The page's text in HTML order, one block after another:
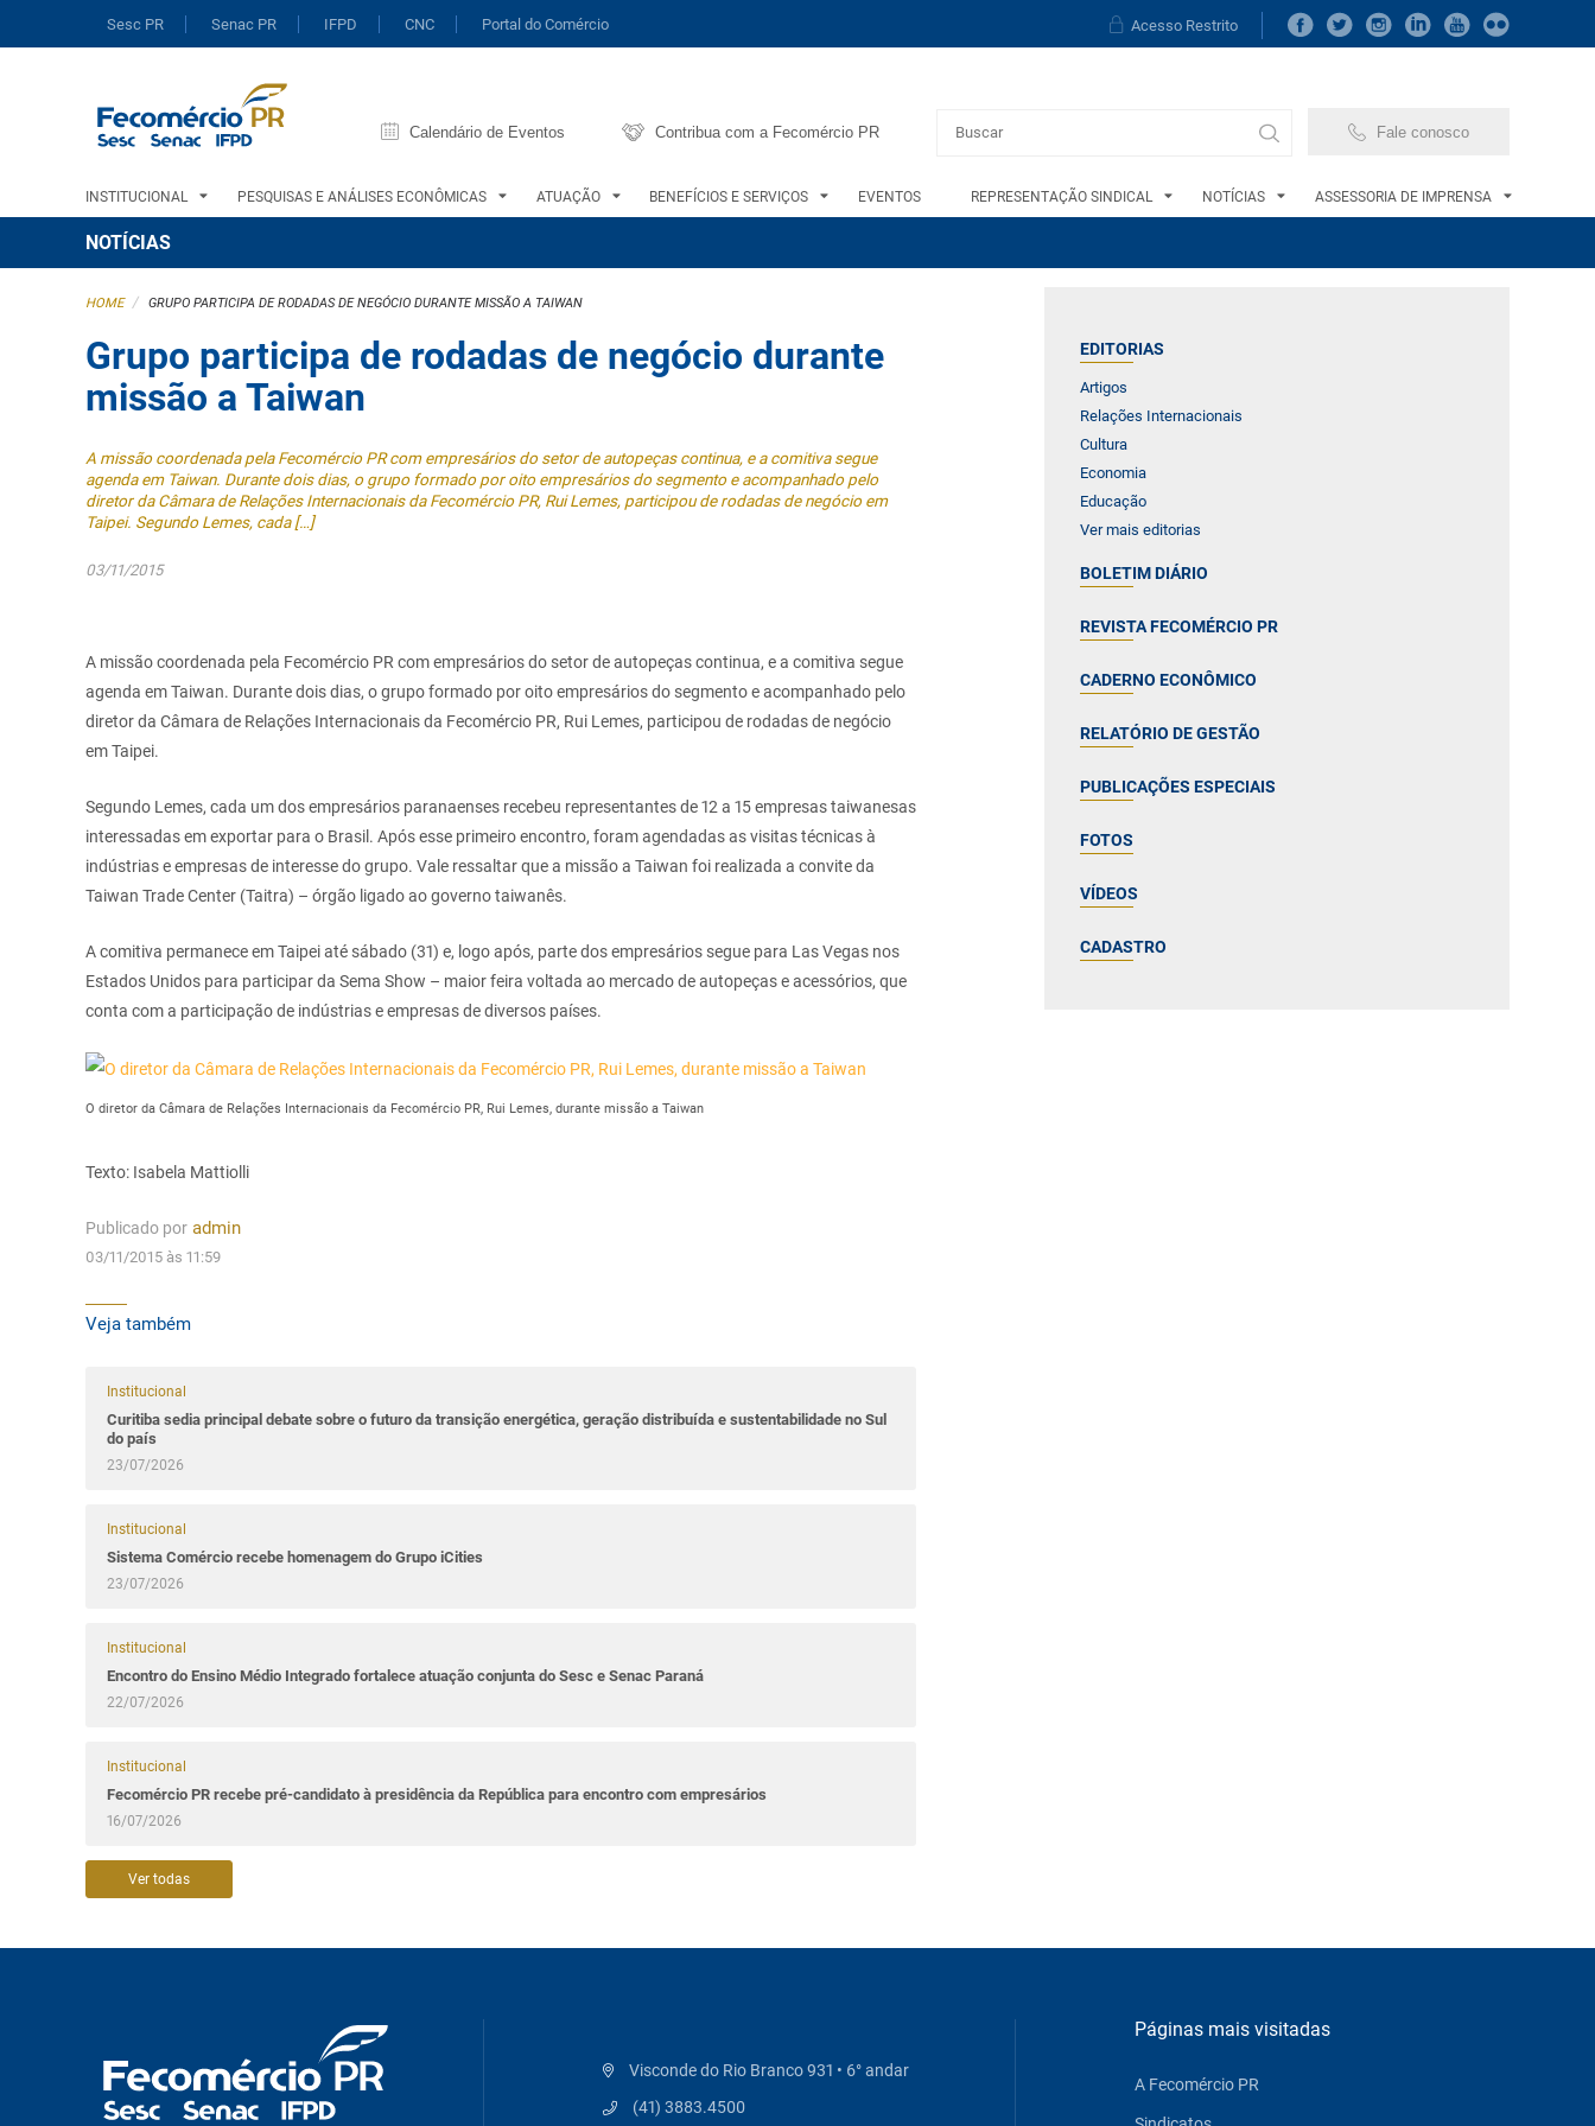
Sesc PR Senac PR IFPD CNC Portal do Comércio Acesso Restrito
Calendário de Eventos Contribua com a Fecomércio PR Fale conosco
INSTITUCIONAL PESQUISAS E ANÁLISES ECONÔMICAS ATUAÇÃO BENEFÍCIOS E SERVIÇOS EVENTOS REPRESENTAÇÃO SINDICAL NOTÍCIAS ASSESSORIA DE IMPRENSA
NOTÍCIAS
EDITORIAS
Artigos
Relações Internacionais
Cultura
Economia
Educação
Ver mais editorias
BOLETIM DIÁRIO
REVISTA FECOMÉRCIO PR
CADERNO ECONÔMICO
RELATÓRIO DE GESTÃO
PUBLICAÇÕES ESPECIAIS
FOTOS
VÍDEOS
CADASTRO
HOME / GRUPO PARTICIPA DE RODADAS DE NEGÓCIO DURANTE MISSÃO A TAIWAN
Grupo participa de rodadas de negócio durante
missão a Taiwan
A missão coordenada pela Fecomércio PR com empresários do setor de autopeças continua, e a comitiva segue
agenda em Taiwan. Durante dois dias, o grupo formado por oito empresários do segmento e acompanhado pelo
diretor da Câmara de Relações Internacionais da Fecomércio PR, Rui Lemes, participou de rodadas de negócio em
Taipei. Segundo Lemes, cada […]
03/11/2015
A missão coordenada pela Fecomércio PR com empresários do setor de autopeças continua, e a comitiva segue
agenda em Taiwan. Durante dois dias, o grupo formado por oito empresários do segmento e acompanhado pelo
diretor da Câmara de Relações Internacionais da Fecomércio PR, Rui Lemes, participou de rodadas de negócio
em Taipei.
Segundo Lemes, cada um dos empresários paranaenses recebeu representantes de 12 a 15 empresas taiwanesas
interessadas em exportar para o Brasil. Após esse primeiro encontro, foram agendadas as visitas técnicas à
indústrias e empresas de interesse do grupo. Vale ressaltar que a missão a Taiwan foi realizada a convite da
Taiwan Trade Center (Taitra) – órgão ligado ao governo taiwanês.
A comitiva permanece em Taipei até sábado (31) e, logo após, parte dos empresários segue para Las Vegas nos
Estados Unidos para participar da Sema Show – maior feira voltada ao mercado de autopeças e acessórios, que
conta com a participação de indústrias e empresas de diversos países.
O diretor da Câmara de Relações Internacionais da Fecomércio PR, Rui Lemes, durante missão a Taiwan
Texto: Isabela Mattiolli
Publicado por admin
03/11/2015 às 11:59
Veja também
Institucional
Curitiba sedia principal debate sobre o futuro da transição energética, geração distribuída e sustentabilidade no Sul
do país
23/07/2026
Institucional
Sistema Comércio recebe homenagem do Grupo iCities
23/07/2026
Institucional
Encontro do Ensino Médio Integrado fortalece atuação conjunta do Sesc e Senac Paraná
22/07/2026
Institucional
Fecomércio PR recebe pré-candidato à presidência da República para encontro com empresários
16/07/2026
Ver todas
Visconde do Rio Branco 931 • 6° andar
(41) 3883.4500
Páginas mais visitadas
A Fecomércio PR